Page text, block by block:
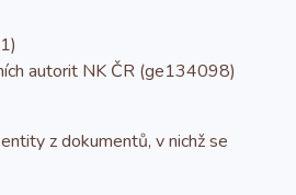
autorit NK ČR (ge134098)
z dokumentů, v nichž se